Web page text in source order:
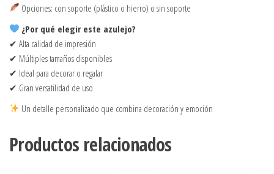
Opciones: con soporte (plástico o hierro) o sin soporte
¿Por qué elegir este azulejo?
✔ Alta calidad de impresión
✔ Múltiples tamaños disponibles
✔ Ideal para decorar o regalar
✔ Gran versatilidad de uso
Un detalle personalizado que combina decoración y emoción
Productos relacionados